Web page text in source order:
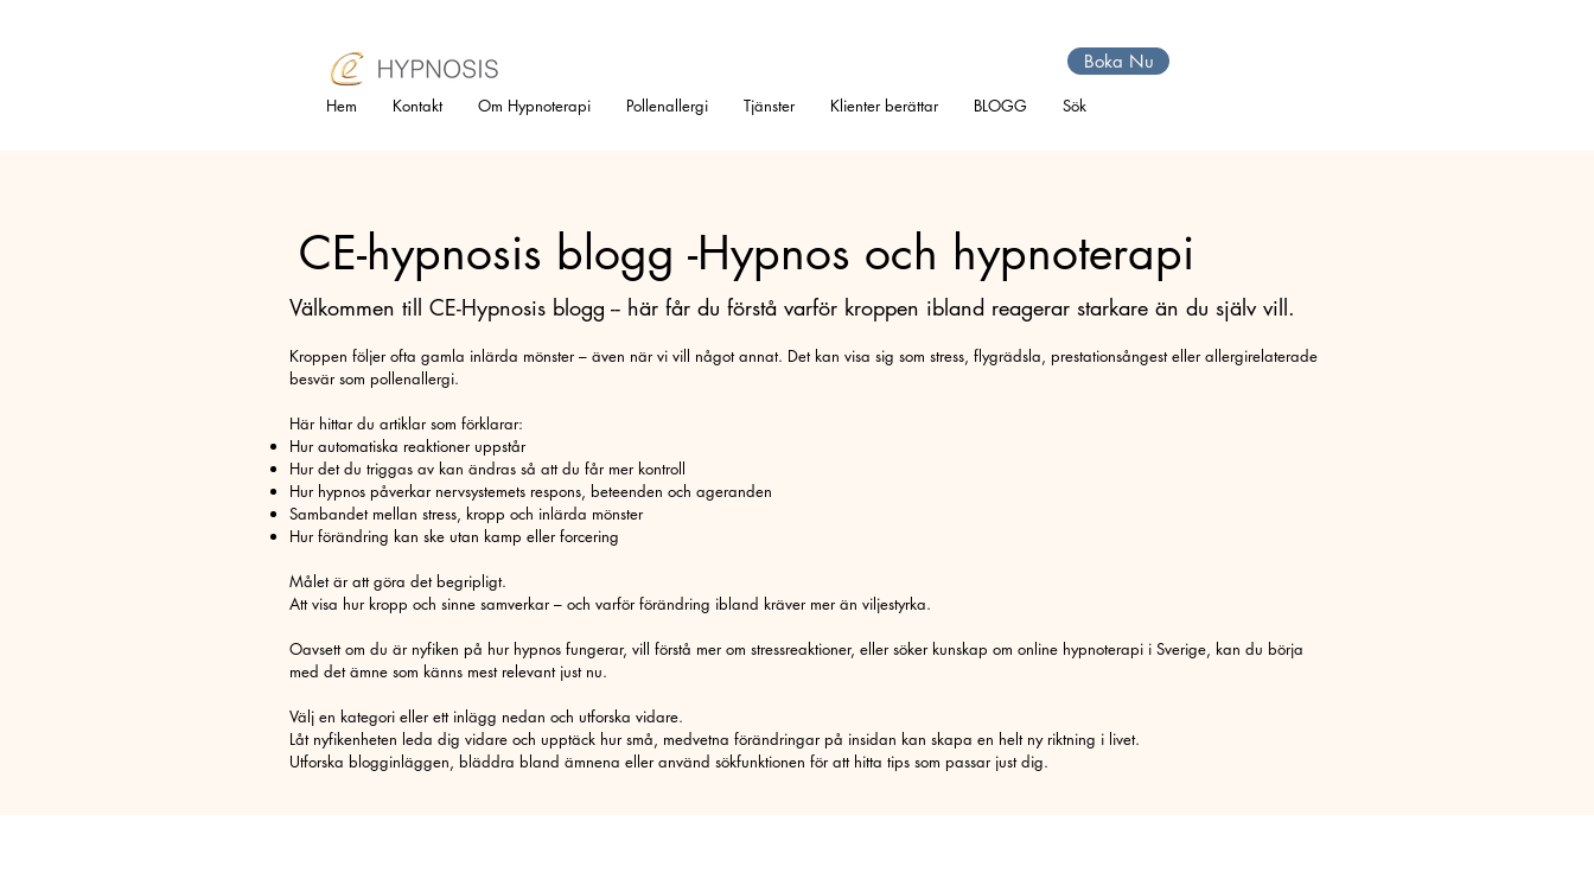
Hem Kontakt Om Hypnoterapi Pollenallergi Tjänster Klienter berättar BLOGG Sök
Boka Nu
CE-hypnosis blogg -Hypnos och hypnoterapi
Välkommen till CE-Hypnosis blogg -- här får du förstå varför kroppen ibland reagerar starkare än du själv vill.
Kroppen följer ofta gamla inlärda mönster – även när vi vill något annat. Det kan visa sig som stress, flygrädsla, prestationsångest eller allergirelaterade
besvär som pollenallergi.
Här hittar du artiklar som förklarar:
Hur automatiska reaktioner uppstår
Hur det du triggas av kan ändras så att du får mer kontroll
Hur hypnos påverkar nervsystemets respons, beteenden och ageranden
Sambandet mellan stress, kropp och inlärda mönster
Hur förändring kan ske utan kamp eller forcering
Målet är att göra det begripligt.
Att visa hur kropp och sinne samverkar – och varför förändring ibland kräver mer än viljestyrka.
Oavsett om du är nyfiken på hur hypnos fungerar, vill förstå mer om stressreaktioner, eller söker kunskap om online hypnoterapi i Sverige, kan du börja
med det ämne som känns mest relevant just nu.
Välj en kategori eller ett inlägg nedan och utforska vidare.
Låt nyfikenheten leda dig vidare och upptäck hur små, medvetna förändringar på insidan kan skapa en helt ny riktning i livet.
Utforska blogginläggen, bläddra bland ämnena eller använd sökfunktionen för att hitta tips som passar just dig.